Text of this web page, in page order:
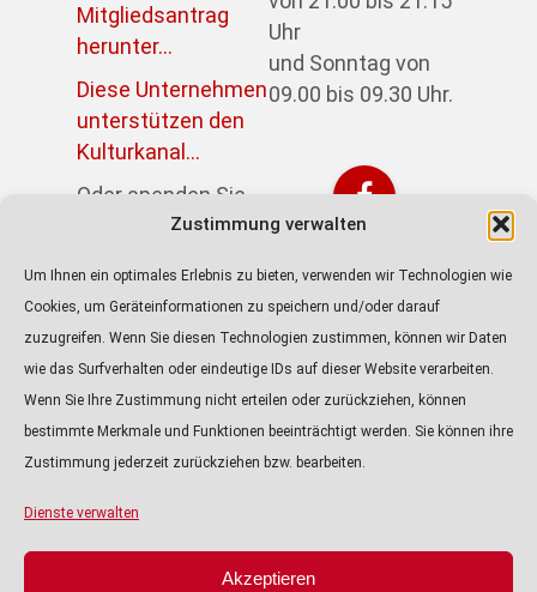
Zustimmung verwalten
Um Ihnen ein optimales Erlebnis zu bieten, verwenden wir Technologien wie
Cookies, um Geräteinformationen zu speichern und/oder darauf
zuzugreifen. Wenn Sie diesen Technologien zustimmen, können wir Daten
wie das Surfverhalten oder eindeutige IDs auf dieser Website verarbeiten.
Wenn Sie Ihre Zustimmung nicht erteilen oder zurückziehen, können
bestimmte Merkmale und Funktionen beeinträchtigt werden. Sie können ihre
Zustimmung jederzeit zurückziehen bzw. bearbeiten.
Dienste verwalten
Akzeptieren
Audio-
Mitgliedsantrag
herunter...
Diese Unternehmen
unterstützen den
Kulturkanal...
Oder spenden Sie
direkt über PayPal:
Achtung! Der Link
führt zur externen
Seite von Paypal.
Uhr
und Sonntag von
09.00 bis 09.30 Uhr.
KULTURTIPP